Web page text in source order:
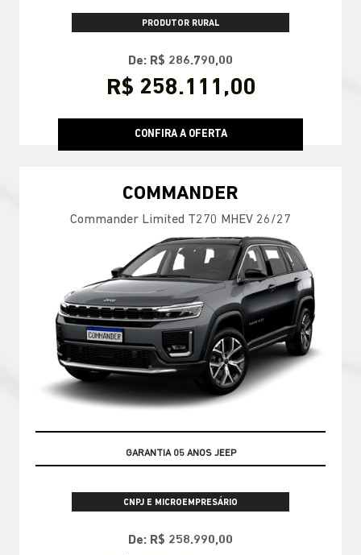
PRODUTOR RURAL
De: R$ 286.790,00
R$ 258.111,00
CONFIRA A OFERTA
COMMANDER
Commander Limited T270 MHEV 26/27
VEÍCULO A PRONTA ENTREGA
CNPJ E MICROEMPRESÁRIO
De: R$ 258.990,00